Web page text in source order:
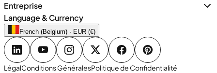
Entreprise
Language & Currency
French (Belgium) · EUR (€)
LégalConditions GénéralesPolitique de Confidentialité